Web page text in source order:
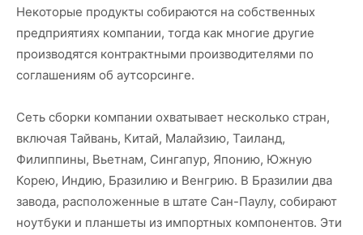
Некоторые продукты собираются на собственных
предприятиях компании, тогда как многие другие
производятся контрактными производителями по
соглашениям об аутсорсинге.
Сеть сборки компании охватывает несколько стран,
включая Тайвань, Китай, Малайзию, Таиланд,
Филиппины, Вьетнам, Сингапур, Японию, Южную
Корею, Индию, Бразилию и Венгрию. В Бразилии два
завода, расположенные в штате Сан-Паулу, собирают
ноутбуки и планшеты из импортных компонентов. Эти